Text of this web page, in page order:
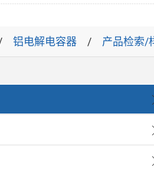
铝电解电容器 产品检索/